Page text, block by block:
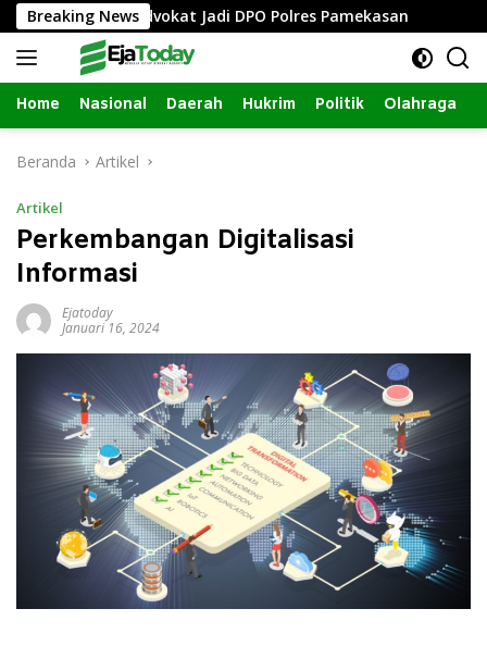
Langsung
ke
konten
Breaking News
Oknum Advokat Jadi DPO Polres Pamekasan
Home Nasional Daerah Hukrim Politik Olahraga
Beranda Artikel
Artikel
Perkembangan Digitalisasi
Informasi
Ejatoday
Januari 16, 2024